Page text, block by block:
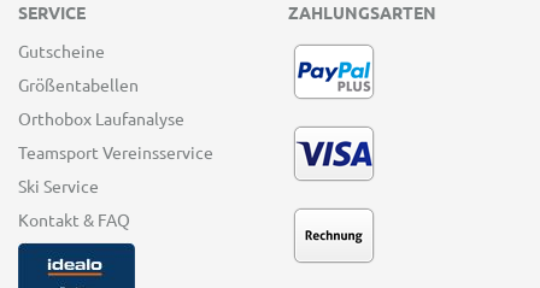
SERVICE
Gutscheine
Größentabellen
Orthobox Laufanalyse
Teamsport Vereinsservice
Ski Service
Kontakt & FAQ
ZAHLUNGSARTEN